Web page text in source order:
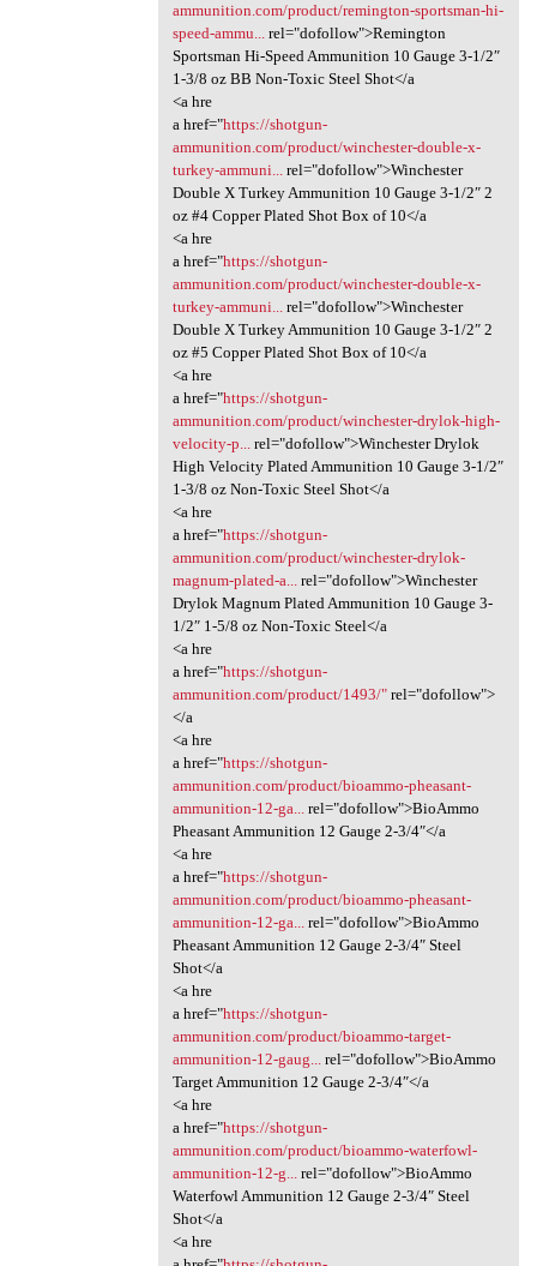
ammunition.com/product/remington-sportsman-hi-
speed-ammu...rel="dofollow">Remington
Sportsman Hi-Speed Ammunition 10 Gauge 3-1/2″
1-3/8 oz BB Non-Toxic Steel Shot</a
<a hre
a href="https://shotgun-
ammunition.com/product/winchester-double-x-
turkey-ammuni...rel="dofollow">Winchester
Double X Turkey Ammunition 10 Gauge 3-1/2″ 2
oz #4 Copper Plated Shot Box of 10</a
<a hre
a href="https://shotgun-
ammunition.com/product/winchester-double-x-
turkey-ammuni...rel="dofollow">Winchester
Double X Turkey Ammunition 10 Gauge 3-1/2″ 2
oz #5 Copper Plated Shot Box of 10</a
<a hre
a href="https://shotgun-
ammunition.com/product/winchester-drylok-high-
velocity-p...rel="dofollow">Winchester Drylok
High Velocity Plated Ammunition 10 Gauge 3-1/2″
1-3/8 oz Non-Toxic Steel Shot</a
<a hre
a href="https://shotgun-
ammunition.com/product/winchester-drylok-
magnum-plated-a...rel="dofollow">Winchester
Drylok Magnum Plated Ammunition 10 Gauge 3-
1/2″ 1-5/8 oz Non-Toxic Steel</a
<a hre
a href="https://shotgun-
ammunition.com/product/1493/"rel="dofollow">
</a
<a hre
a href="https://shotgun-
ammunition.com/product/bioammo-pheasant-
ammunition-12-ga...rel="dofollow">BioAmmo
Pheasant Ammunition 12 Gauge 2-3/4″</a
<a hre
a href="https://shotgun-
ammunition.com/product/bioammo-pheasant-
ammunition-12-ga...rel="dofollow">BioAmmo
Pheasant Ammunition 12 Gauge 2-3/4″ Steel
Shot</a
<a hre
a href="https://shotgun-
ammunition.com/product/bioammo-target-
ammunition-12-gaug...rel="dofollow">BioAmmo
Target Ammunition 12 Gauge 2-3/4″</a
<a hre
a href="https://shotgun-
ammunition.com/product/bioammo-waterfowl-
ammunition-12-g...rel="dofollow">BioAmmo
Waterfowl Ammunition 12 Gauge 2-3/4″ Steel
Shot</a
<a hre